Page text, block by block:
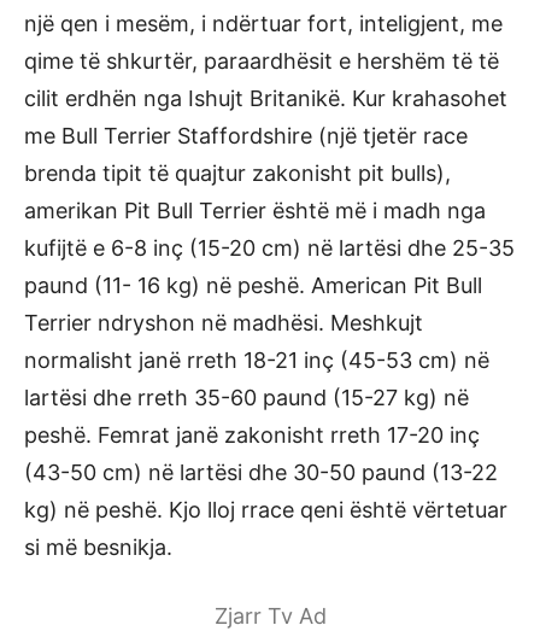
një qen i mesëm, i ndërtuar fort, inteligjent, me
qime të shkurtër, paraardhësit e hershëm të të
cilit erdhën nga Ishujt Britanikë. Kur krahasohet
me Bull Terrier Staffordshire (një tjetër race
brenda tipit të quajtur zakonisht pit bulls),
amerikan Pit Bull Terrier është më i madh nga
kufijtë e 6-8 inç (15-20 cm) në lartësi dhe 25-35
paund (11- 16 kg) në peshë. American Pit Bull
Terrier ndryshon në madhësi. Meshkujt
normalisht janë rreth 18-21 inç (45-53 cm) në
lartësi dhe rreth 35-60 paund (15-27 kg) në
peshë. Femrat janë zakonisht rreth 17-20 inç
(43-50 cm) në lartësi dhe 30-50 paund (13-22
kg) në peshë. Kjo lloj rrace qeni është vërtetuar
si më besnikja.
Zjarr Tv Ad